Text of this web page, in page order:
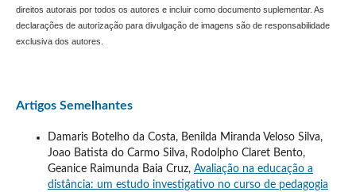
direitos autorais por todos os autores e incluir como documento suplementar. As
declarações de autorização para divulgação de imagens são de responsabilidade
exclusiva dos autores.
Artigos Semelhantes
Damaris Botelho da Costa, Benilda Miranda Veloso Silva,
Joao Batista do Carmo Silva, Rodolpho Claret Bento,
Geanice Raimunda Baia Cruz, Avaliação na educação a
distância: um estudo investigativo no curso de pedagogia